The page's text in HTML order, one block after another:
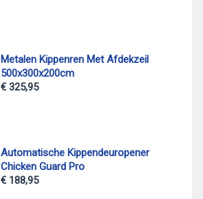
Metalen Kippenren Met Afdekzeil
500x300x200cm
€ 325,95
Automatische Kippendeuropener
Chicken Guard Pro
€ 188,95